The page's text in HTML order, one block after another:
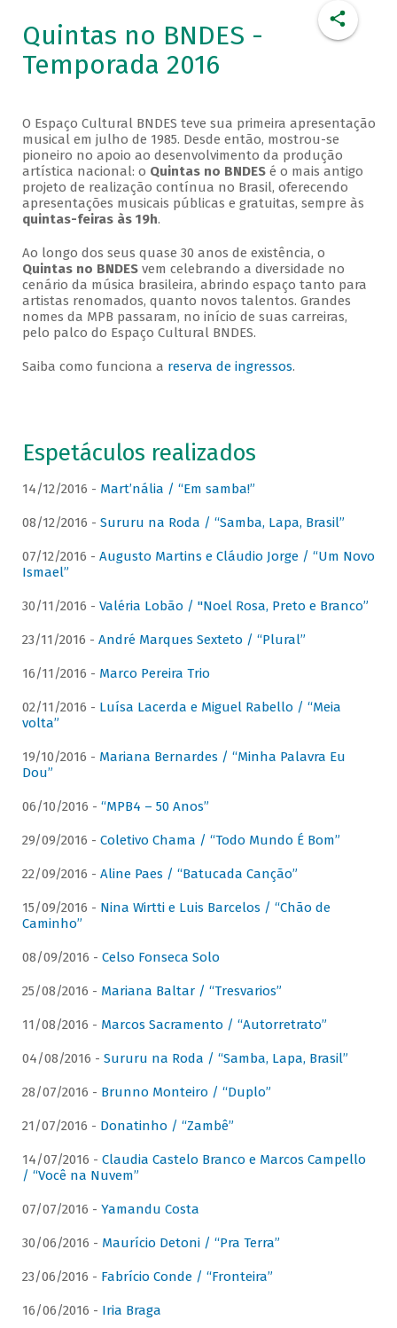
Quintas no BNDES -
Temporada 2016
O Espaço Cultural BNDES teve sua primeira apresentação
musical em julho de 1985. Desde então, mostrou-se
pioneiro no apoio ao desenvolvimento da produção
artística nacional: o Quintas no BNDESé o mais antigo
projeto de realização contínua no Brasil, oferecendo
apresentações musicais públicas e gratuitas, sempre às
quintas-feiras às 19h.
Ao longo dos seus quase 30 anos de existência, o
Quintas no BNDESvem celebrando a diversidade no
cenário da música brasileira, abrindo espaço tanto para
artistas renomados, quanto novos talentos. Grandes
nomes da MPB passaram, no início de suas carreiras,
pelo palco do Espaço Cultural BNDES.
Saiba como funciona a reserva de ingressos.
Espetáculos realizados
14/12/2016 - Mart’nália / “Em samba!”
08/12/2016 - Sururu na Roda / “Samba, Lapa, Brasil”
07/12/2016 - Augusto Martins e Cláudio Jorge / “Um Novo
Ismael”
30/11/2016 - Valéria Lobão / "Noel Rosa, Preto e Branco”
23/11/2016 - André Marques Sexteto / “Plural”
16/11/2016 - Marco Pereira Trio
02/11/2016 - Luísa Lacerda e Miguel Rabello / “Meia
volta”
19/10/2016 - Mariana Bernardes / “Minha Palavra Eu
Dou”
06/10/2016 - “MPB4 – 50 Anos”
29/09/2016 - Coletivo Chama / “Todo Mundo É Bom”
22/09/2016 - Aline Paes / “Batucada Canção”
15/09/2016 - Nina Wirtti e Luis Barcelos / “Chão de
Caminho”
08/09/2016 - Celso Fonseca Solo
25/08/2016 - Mariana Baltar / “Tresvarios”
11/08/2016 - Marcos Sacramento / “Autorretrato”
04/08/2016 - Sururu na Roda / “Samba, Lapa, Brasil”
28/07/2016 - Brunno Monteiro / “Duplo”
21/07/2016 - Donatinho / “Zambê”
14/07/2016 - Claudia Castelo Branco e Marcos Campello
/ “Você na Nuvem”
07/07/2016 - Yamandu Costa
30/06/2016 - Maurício Detoni / “Pra Terra”
23/06/2016 - Fabrício Conde / “Fronteira”
16/06/2016 - Iria Braga